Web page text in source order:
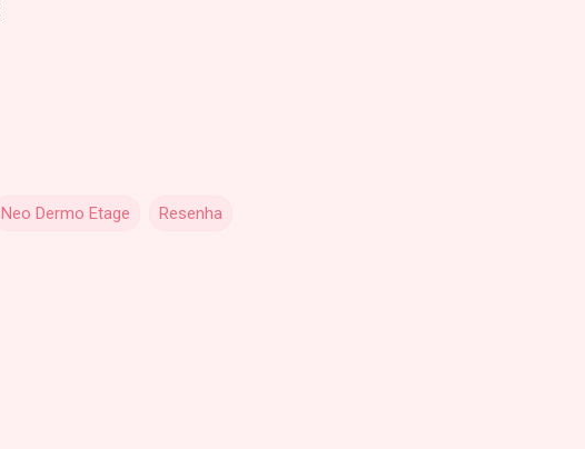
Neo Dermo Etage Resenha